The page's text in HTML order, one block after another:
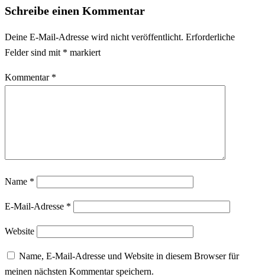
Schreibe einen Kommentar
Deine E-Mail-Adresse wird nicht veröffentlicht. Erforderliche
Felder sind mit * markiert
Kommentar *
Name *
E-Mail-Adresse *
Website
Name, E-Mail-Adresse und Website in diesem Browser für
meinen nächsten Kommentar speichern.